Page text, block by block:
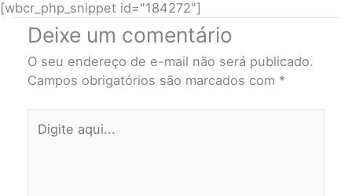
[wbcr_php_snippet id="184272"]
Deixe um comentário
O seu endereço de e-mail não será publicado.
Campos obrigatórios são marcados com *
aqui...